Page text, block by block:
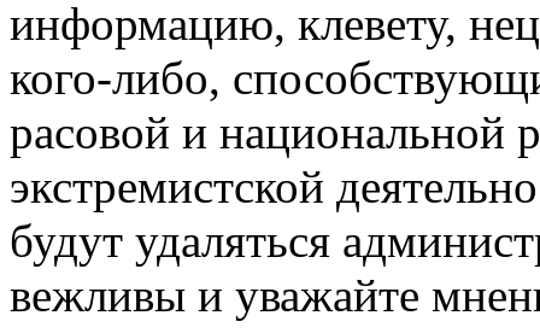
информацию, клевету,
кого-либо,
расовой и национальной
экстремистской
будут удаляться
вежливы и уважайте